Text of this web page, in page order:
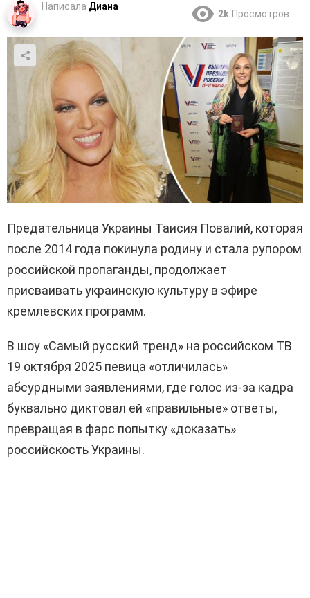
Написала Диана
2k Просмотров
Предательница Украины Таисия Повалий, которая
после 2014 года покинула родину и стала рупором
российской пропаганды, продолжает
присваивать украинскую культуру в эфире
кремлевских программ.
В шоу «Самый русский тренд» на российском ТВ
19 октября 2025 певица «отличилась»
абсурдными заявлениями, где голос из-за кадра
буквально диктовал ей «правильные» ответы,
превращая в фарс попытку «доказать»
российскость Украины.